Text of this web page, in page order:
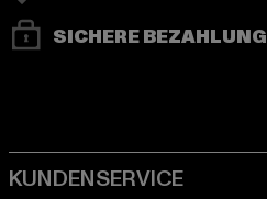
SICHERE BEZAHLUNG